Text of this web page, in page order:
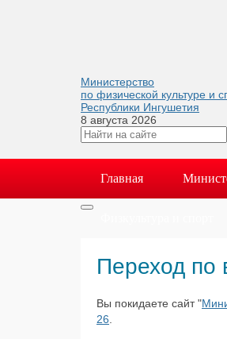
Министерство
по физической культуре и
Республики Ингушетия
8 августа 2026
Главная
Переход по
Вы покидаете сайт "
26